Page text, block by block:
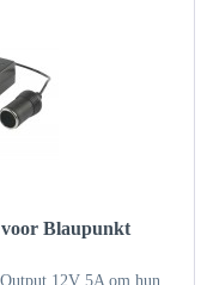
Blaupunkt
12V 5A om hun